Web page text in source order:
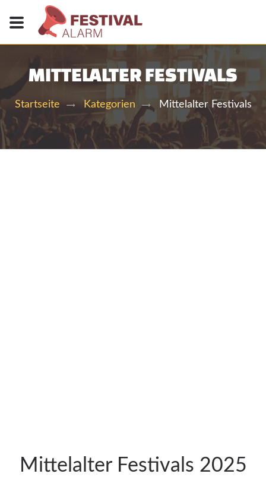
MITTELALTER FESTIVALS
Startseite Kategorien Mittelalter Festivals
Mittelalter Festivals 2025